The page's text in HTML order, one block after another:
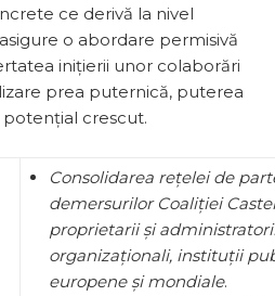
ce derivă la nivel
o abordare permisivă
inițierii unor colaborări
prea puternică, puterea
crescut.
Consolidarea rețelei de
demersurilor Coaliției
proprietarii și
organizaționali, instituții
europene și mondiale.